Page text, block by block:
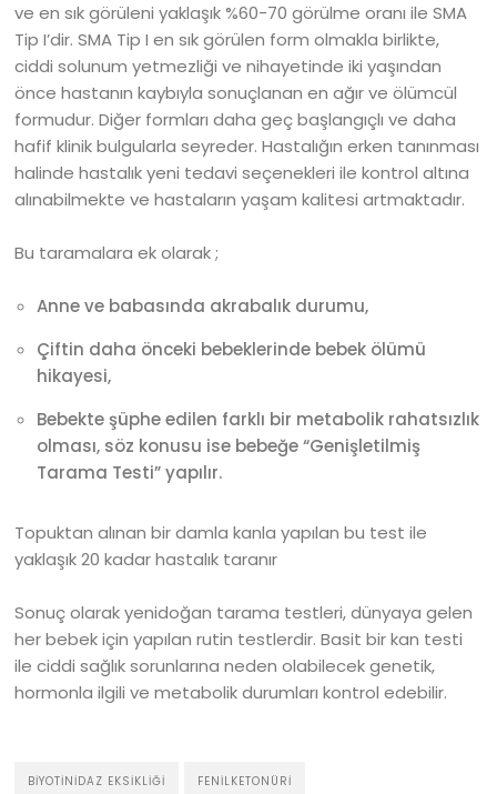
ve en sık görüleni yaklaşık %60-70 görülme oranı ile SMA
Tip I’dir. SMA Tip I en sık görülen form olmakla birlikte,
ciddi solunum yetmezliği ve nihayetinde iki yaşından
önce hastanın kaybıyla sonuçlanan en ağır ve ölümcül
formudur. Diğer formları daha geç başlangıçlı ve daha
hafif klinik bulgularla seyreder. Hastalığın erken tanınması
halinde hastalık yeni tedavi seçenekleri ile kontrol altına
alınabilmekte ve hastaların yaşam kalitesi artmaktadır.
Bu taramalara ek olarak ;
Anne ve babasında akrabalık durumu,
Çiftin daha önceki bebeklerinde bebek ölümü
hikayesi,
Bebekte şüphe edilen farklı bir metabolik rahatsızlık
olması, söz konusu ise bebeğe “Genişletilmiş
Tarama Testi” yapılır.
Topuktan alınan bir damla kanla yapılan bu test ile
yaklaşık 20 kadar hastalık taranır
Sonuç olarak yenidoğan tarama testleri, dünyaya gelen
her bebek için yapılan rutin testlerdir. Basit bir kan testi
ile ciddi sağlık sorunlarına neden olabilecek genetik,
hormonla ilgili ve metabolik durumları kontrol edebilir.
BIYOTINIDAZ EKSIKLIĞI FENILKETONÜRI